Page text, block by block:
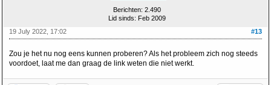
Berichten: 2.490
Lid sinds: Feb 2009
#13
19 July 2022, 17:02
Zou je het nu nog eens kunnen proberen? Als het probleem zich nog steeds
voordoet, laat me dan graag de link weten die niet werkt.